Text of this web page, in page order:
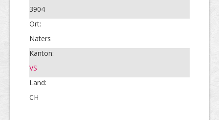
3904
Ort:
Naters
Kanton:
VS
Land:
CH